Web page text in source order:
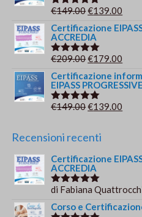
era:
Valutato
€149.00Il
prezzo
originale
era:
€139.00
Certificazione
ACCREDIA
Valutato
€209.00Il
prezzo
originale
era:
€179.00
Certificazione
EIPASS PROGRESSIVE
Valutato
€149.00Il
originale
€149.00.
€139.00
Recensioni recenti
Certificazione
ACCREDIA
Valutato5
di Fabiana
Corso e